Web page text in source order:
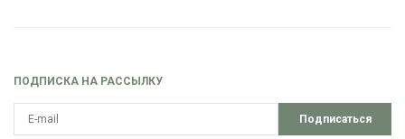
ПОДПИСКА НА РАССЫЛКУ
Подписаться